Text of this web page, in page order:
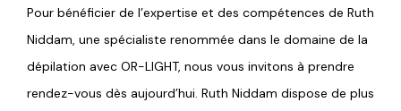
Pour bénéficier de l’expertise et des compétences de Ruth
Niddam, une spécialiste renommée dans le domaine de la
dépilation avec OR-LIGHT, nous vous invitons à prendre
rendez-vous dès aujourd’hui. Ruth Niddam dispose de plus